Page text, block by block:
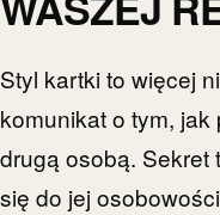
Styl kartki to więcej
komunikat o tym,
drugą osobą. Sekret
się do jej